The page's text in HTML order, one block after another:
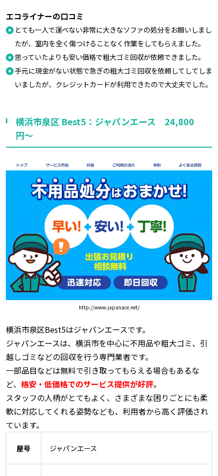
エコライナーの口コミ
とても一人で運べない非常に大きなソファの処分をお願いしまし
たが、室内を全く傷つけることなく作業をしてもらえました。
思っていたよりも安い価格で粗大ゴミ回収が依頼できました。
手元に現金がない状態で急ぎの粗大ゴミ回収を依頼してしてしま
いましたが、クレジットカードが利用できたので大丈夫でした。
横浜市泉区 Best5：ジャパンエース 24,800
円～
http://www.japanace.net/
横浜市泉区Best5はジャパンエースです。
ジャパンエースは、横浜市を中心に不用品や粗大ゴミ、引
越しゴミなどの回収を行う専門業者です。
一部品目などは無料で引き取ってもらえる場合もあるな
ど、 格安・低価格でのサービス提供が好評。
スタッフの人柄がとてもよく、さまざまな困りごとにも柔
軟に対応してくれる姿勢なども、利用者から高く評価され
ています。
屋号 ジャパンエース